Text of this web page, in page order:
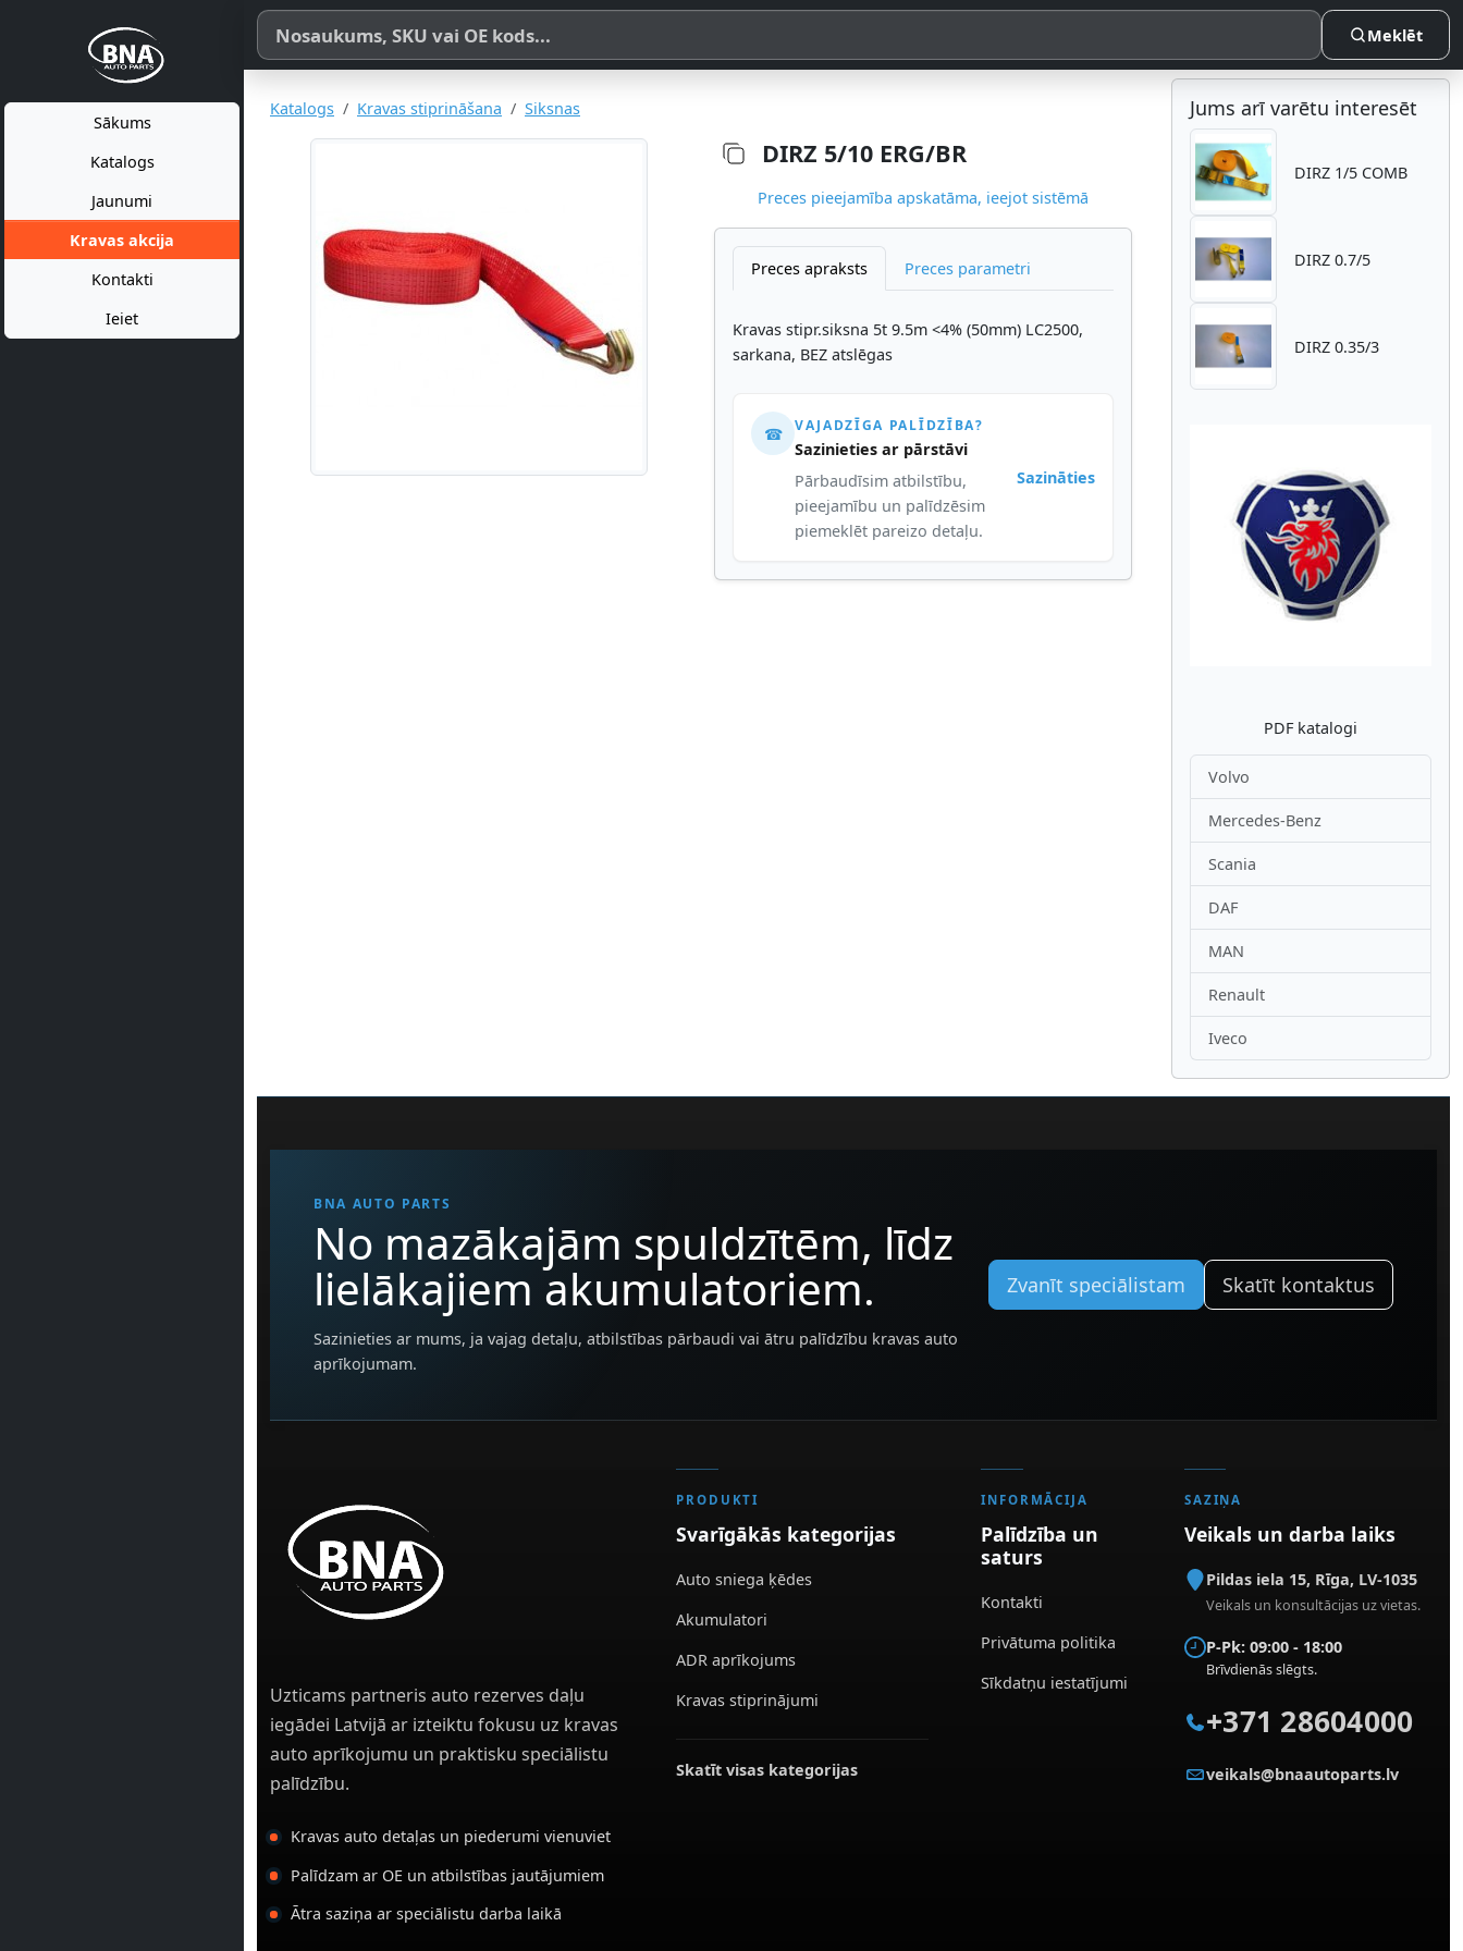
Sākums
Katalogs
Jaunumi
Kravas akcija
Kontakti
Ieiet
Meklēt pēc produkta nosaukuma, SKU vai OE koda
Meklēt
Katalogs Kravas stiprināšana Siksnas
DIRZ 5/10 ERG/BR
Preces pieejamība apskatāma, ieejot sistēmā
Preces apraksts Preces parametri
Kravas stipr.siksna 5t 9.5m <4% (50mm) LC2500,
sarkana, BEZ atslēgas
☎ VAJADZĪGA PALĪDZĪBA?
Sazinieties ar pārstāvi
Pārbaudīsim atbilstību,
pieejamību un palīdzēsim
piemeklēt pareizo detaļu.
Sazināties
Jums arī varētu interesēt
DIRZ 1/5 COMB
DIRZ 0.7/5
DIRZ 0.35/3
Atpakaļ
PDF katalogi
Volvo
Mercedes-Benz
Scania
DAF
MAN
Renault
Iveco
BNA AUTO PARTS
No mazākajām spuldzītēm, līdz
lielākajiem akumulatoriem.
Sazinieties ar mums, ja vajag detaļu, atbilstības pārbaudi vai ātru palīdzību kravas auto
aprīkojumam.
Zvanīt speciālistam Skatīt kontaktus
Uzticams partneris auto rezerves daļu
iegādei Latvijā ar izteiktu fokusu uz kravas
auto aprīkojumu un praktisku speciālistu
palīdzību.
Kravas auto detaļas un piederumi vienuviet
Palīdzam ar OE un atbilstības jautājumiem
Ātra saziņa ar speciālistu darba laikā
PRODUKTI
Svarīgākās kategorijas
Auto sniega ķēdes
Akumulatori
ADR aprīkojums
Kravas stiprinājumi
Skatīt visas kategorijas
INFORMĀCIJA
Palīdzība un
saturs
Kontakti
Privātuma politika
Sīkdatņu iestatījumi
SAZIŅA
Veikals un darba laiks
Pildas iela 15, Rīga, LV-1035
Veikals un konsultācijas uz vietas.
P-Pk: 09:00 - 18:00
Brīvdienās slēgts.
+371 28604000
veikals@bnaautoparts.lv